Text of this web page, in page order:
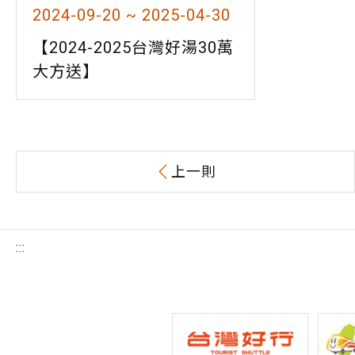
2024-09-20 ~ 2025-04-30
【2024-2025台灣好湯30萬
大方送】
上一則
:::